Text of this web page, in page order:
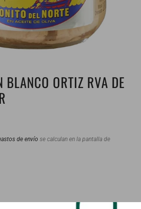
BLANCO ORTIZ RVA DE
de envío se calculan en la pantalla de